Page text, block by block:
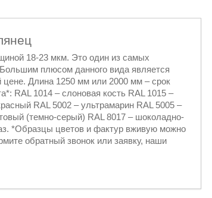
18-23 мкм. Это один из самых
Большим плюсом данного вида является
цене. Длина 1250 мм или 2000 мм – срок
RAL 1014 – слоновая кость RAL 1015 –
RAL 5002 – ультрамарин RAL 5005 –
(темно-серый) RAL 8017 – шоколадно-
*Образцы цветов и фактур вживую можно
обратный звонок или заявку, наши